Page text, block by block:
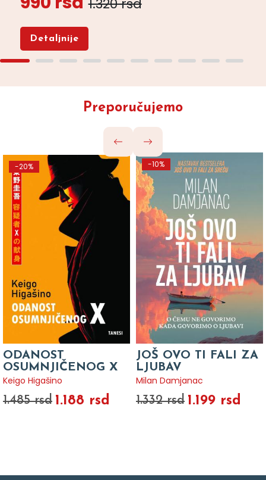
1.320 rsd
Detaljnije
Preporučujemo
-20%
ODANOST
OSUMNJIČENOG X
Keigo Higašino
1.485 rsd 1.188 rsd
-10%
JOŠ OVO TI FALI ZA
LJUBAV
Milan Damjanac
1.332 rsd 1.199 rsd